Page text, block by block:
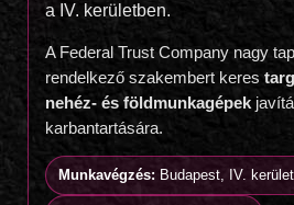
a IV. kerületben.
A Federal Trust Company nagy
rendelkező szakembert keres
nehéz- és földmunkagépek
karbantartására.
Munkavégzés: Budapest, IV.